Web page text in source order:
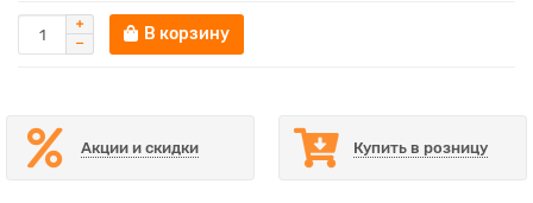
В корзину
Акции и скидки Купить в розницу